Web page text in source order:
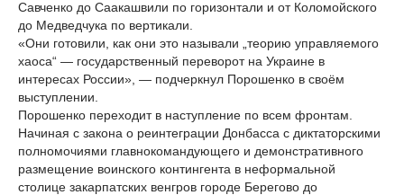
Савченко до Саакашвили по горизонтали и от Коломойского
до Медведчука по вертикали.
«Они готовили, как они это называли „теорию управляемого
хаоса“ — государственный переворот на Украине в
интересах России», — подчеркнул Порошенко в своём
выступлении.
Порошенко переходит в наступление по всем фронтам.
Начиная с закона о реинтеграции Донбасса с диктаторскими
полномочиями главнокомандующего и демонстративного
размещение воинского контингента в неформальной
столице закарпатских венгров городе Берегово до